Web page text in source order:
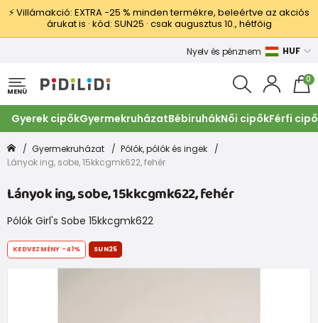
⚡ Villámakció: EXTRA −25 % minden termékre, beleértve az akciós
árukat is · kód: SUN25 · csak augusztus 10., hétfőig
Nyelv és pénznem HUF
MENÜ
0
Gyerek cipőkGyermekruházatBébiruhákNői cipőkFérfi
Gyermekruházat
Pólók, pólók és ingek
Lányok ing, sobe, 15kkcgmk622, fehér
Lányok ing, sobe, 15kkcgmk622, fehér
Pólók Girl's Sobe 15kkcgmk622
KEDVEZMÉNY -41% SUN25